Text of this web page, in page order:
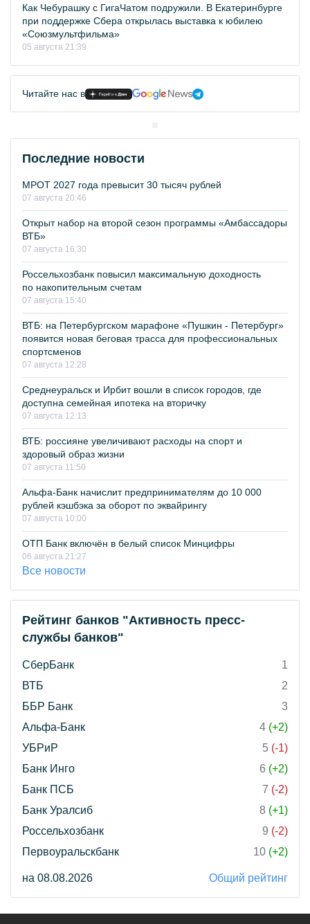
Как Чебурашку с ГигаЧатом подружили. В Екатеринбурге
при поддержке Сбера открылась выставка к юбилею
«Союзмультфильма»
05 августа 21:39
Читайте нас в
Последние новости
МРОТ 2027 года превысит 30 тысяч рублей
07 августа 20:46
Открыт набор на второй сезон программы «Амбассадоры
ВТБ»
07 августа 16:30
Россельхозбанк повысил максимальную доходность
по накопительным счетам
07 августа 15:40
ВТБ: на Петербургском марафоне «Пушкин - Петербург»
появится новая беговая трасса для профессиональных
спортсменов
07 августа 12:28
Среднеуральск и Ирбит вошли в список городов, где
доступна семейная ипотека на вторичку
07 августа 12:13
ВТБ: россияне увеличивают расходы на спорт и
здоровый образ жизни
07 августа 11:50
Альфа-Банк начислит предпринимателям до 10 000
рублей кэшбэка за оборот по эквайрингу
07 августа 10:00
ОТП Банк включён в белый список Минцифры
06 августа 21:27
Все новости
Рейтинг банков "Активность пресс-
службы банков"
СберБанк
1
ВТБ
2
ББР Банк
3
Альфа-Банк
4 (+2)
УБРиР
5 (-1)
Банк Инго
6 (+2)
Банк ПСБ
7 (-2)
Банк Уралсиб
8 (+1)
Россельхозбанк
9 (-2)
Первоуральскбанк
10 (+2)
на 08.08.2026 Общий рейтинг